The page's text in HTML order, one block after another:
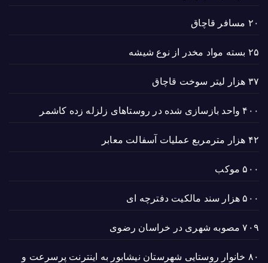
۲۰ مسافر قاچاق
۲۵ بسته مواد مخدر از نوع شیشه
۳۷ هزار لیتر سوخت قاچاق
۴۰۰ واحد بازسازی شده در روستاهای زلزله زده کاشمر
۴۲ هزار مترمربع عملیات آسفالت معابر
۵۰۰ موکب
۵۰۰ هزار سند مالکیت دفترچه ای
۷۰۹ مصوبه شهری در خراسان رضوی
۸۰ خانوار روستایی شهرستان نیشابور به اینترنت پرسرعت و